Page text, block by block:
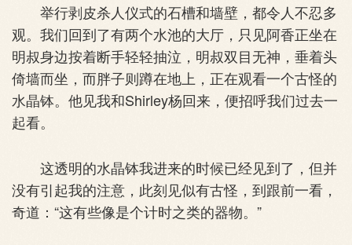
举行剥皮杀人仪式的石槽和墙壁，都令人不忍多
观。我们回到了有两个水池的大厅，只见阿香正坐在
明叔身边按着断手轻轻抽泣，明叔双目无神，垂着头
倚墙而坐，而胖子则蹲在地上，正在观看一个古怪的
水晶钵。他见我和Shirley杨回来，便招呼我们过去一
起看。
这透明的水晶钵我进来的时候已经见到了，但并
没有引起我的注意，此刻见似有古怪，到跟前一看，
奇道：“这有些像是个计时之类的器物。”